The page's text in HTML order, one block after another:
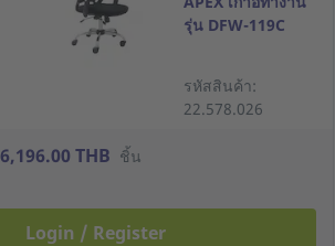
รุ่น DFW-119C
รหัสสินค้า:
22.578.026
6,196.00 THB ชิ้น
Login / Register